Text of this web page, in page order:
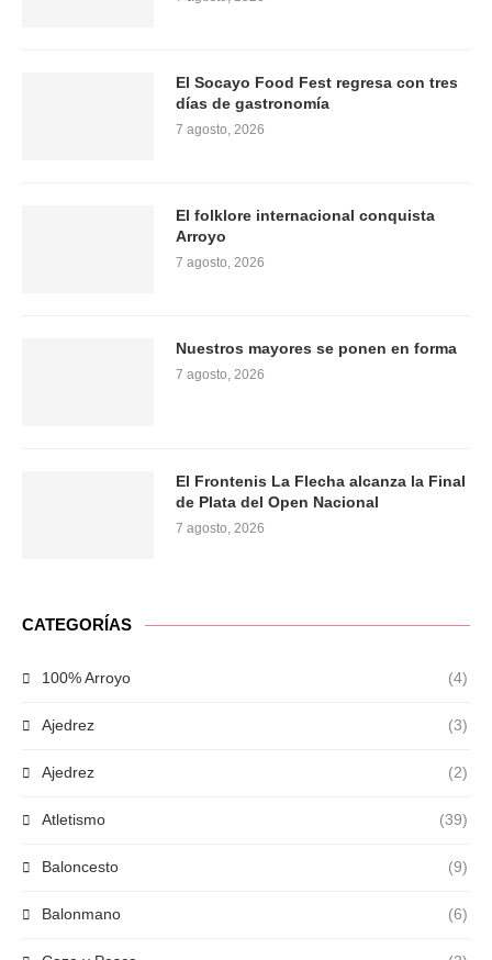
El Socayo Food Fest regresa con tres
días de gastronomía
7 agosto, 2026
El folklore internacional conquista
Arroyo
7 agosto, 2026
Nuestros mayores se ponen en forma
7 agosto, 2026
El Frontenis La Flecha alcanza la Final
de Plata del Open Nacional
7 agosto, 2026
CATEGORÍAS
100% Arroyo (4)
Ajedrez (3)
Ajedrez (2)
Atletismo (39)
Baloncesto (9)
Balonmano (6)